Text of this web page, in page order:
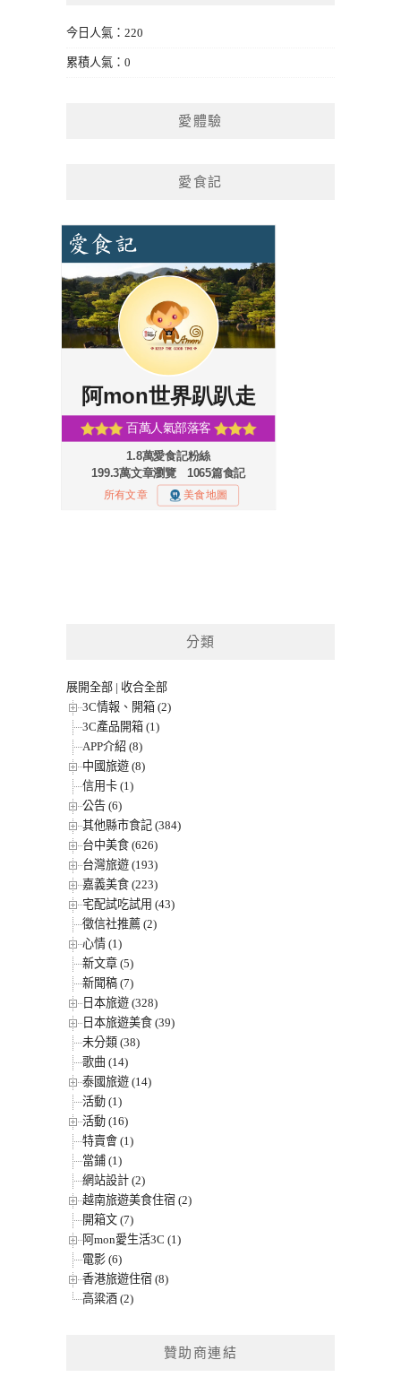
今日人氣：220
累積人氣：0
愛體驗
愛食記
分類
展開全部 | 收合全部
3C情報、開箱 (2)
3C產品開箱 (1)
APP介紹 (8)
中國旅遊 (8)
信用卡 (1)
公告 (6)
其他縣市食記 (384)
台中美食 (626)
台灣旅遊 (193)
嘉義美食 (223)
宅配試吃試用 (43)
徵信社推薦 (2)
心情 (1)
新文章 (5)
新聞稿 (7)
日本旅遊 (328)
日本旅遊美食 (39)
未分類 (38)
歌曲 (14)
泰國旅遊 (14)
活動 (1)
活動 (16)
特賣會 (1)
當鋪 (1)
網站設計 (2)
越南旅遊美食住宿 (2)
開箱文 (7)
阿mon愛生活3C (1)
電影 (6)
香港旅遊住宿 (8)
高粱酒 (2)
贊助商連結